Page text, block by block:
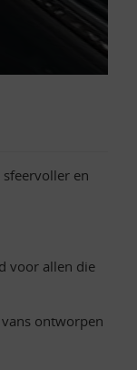
en
voor allen die
ontworpen